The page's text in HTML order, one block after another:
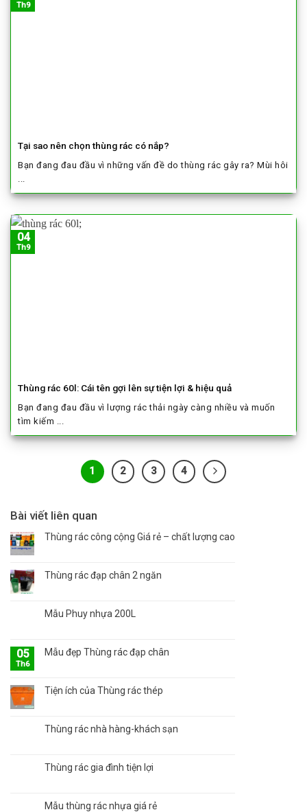
Bài viết liên quan
Thùng rác công cộng Giá rẻ – chất lượng cao
Thùng rác đạp chân 2 ngăn
Mẫu Phuy nhựa 200L
05
Th6
Mẫu đẹp Thùng rác đạp chân
Tiện ích của Thùng rác thép
Thùng rác nhà hàng-khách sạn
Thùng rác gia đình tiện lợi
Mẫu thùng rác nhựa giá rẻ
Tại sao nên chọn thùng rác có nắp?
Bạn đang đau đầu vì những vấn đề do thùng rác gây ra? Mùi hôi
Th9
Thùng rác 60l: Cái tên gợi lên sự tiện lợi & hiệu quả
Bạn đang đau đầu vì lượng rác thải ngày càng nhiều và muốn
tìm kiếm ...
04
Th9
1 2 3 4